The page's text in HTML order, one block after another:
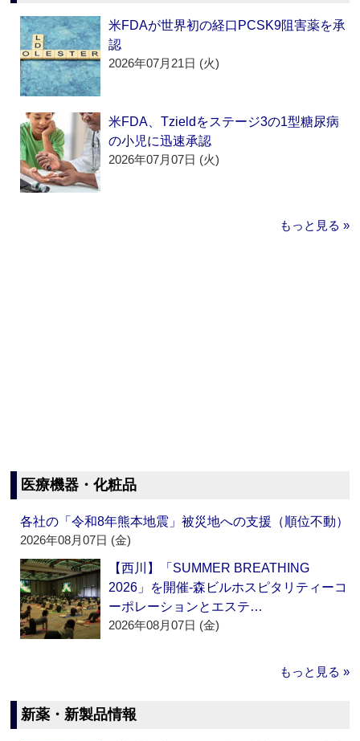
米FDAが世界初の経口PCSK9阻害薬を承
認
2026年07月21日 (火)
米FDA、Tzieldをステージ3の1型糖尿病
の小児に迅速承認
2026年07月07日 (火)
もっと見る »
医療機器・化粧品
各社の「令和8年熊本地震」被災地への支援（順位不動）
2026年08月07日 (金)
【西川】「SUMMER BREATHING
2026」を開催‐森ビルホスピタリティーコ
ーポレーションとエステ…
2026年08月07日 (金)
もっと見る »
新薬・新製品情報